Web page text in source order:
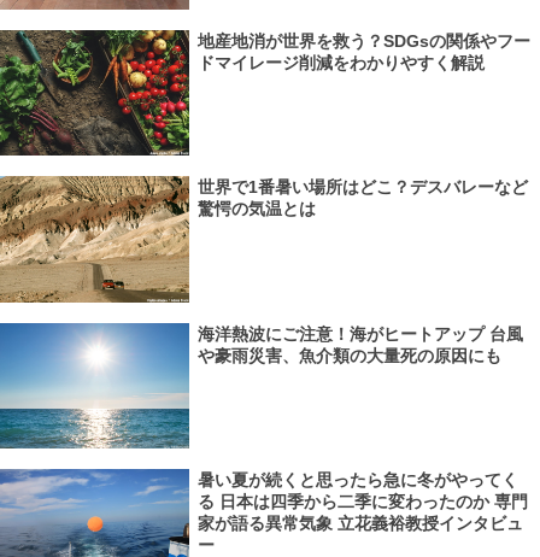
地産地消が世界を救う？SDGsの関係やフー
ドマイレージ削減をわかりやすく解説
世界で1番暑い場所はどこ？デスバレーなど
驚愕の気温とは
海洋熱波にご注意！海がヒートアップ 台風
や豪雨災害、魚介類の大量死の原因にも
暑い夏が続くと思ったら急に冬がやってく
る 日本は四季から二季に変わったのか 専門
家が語る異常気象 立花義裕教授インタビュ
ー